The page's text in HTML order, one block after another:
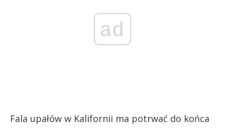
ad
Fala upałów w Kalifornii ma potrwać do końca